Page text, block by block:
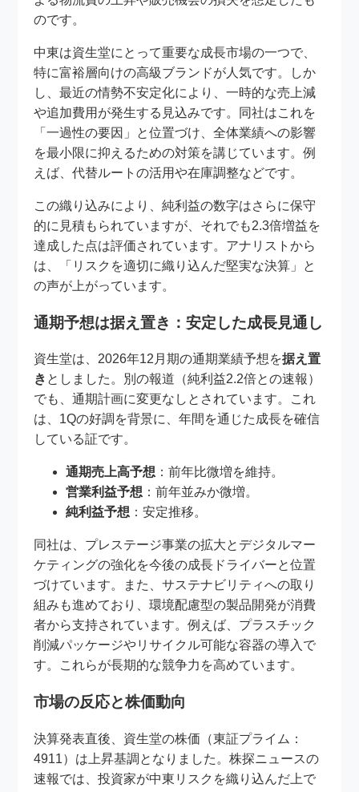
のです。
中東は資生堂にとって重要な成長市場の一つで、
特に富裕層向けの高級ブランドが人気です。しか
し、最近の情勢不安定化により、一時的な売上減
や追加費用が発生する見込みです。同社はこれを
「一過性の要因」と位置づけ、全体業績への影響
を最小限に抑えるための対策を講じています。例
えば、代替ルートの活用や在庫調整などです。
この織り込みにより、純利益の数字はさらに保守
的に見積もられていますが、それでも2.3倍増益を
達成した点は評価されています。アナリストから
は、「リスクを適切に織り込んだ堅実な決算」と
の声が上がっています。
通期予想は据え置き：安定した成長見通し
資生堂は、2026年12月期の通期業績予想を据え置
き としました。別の報道（純利益2.2倍との速報）
でも、通期計画に変更なしとされています。これ
は、1Qの好調を背景に、年間を通じた成長を確信
している証です。
通期売上高予想 ：前年比微増を維持。
営業利益予想 ：前年並みか微増。
純利益予想 ：安定推移。
同社は、プレステージ事業の拡大とデジタルマー
ケティングの強化を今後の成長ドライバーと位置
づけています。また、サステナビリティへの取り
組みも進めており、環境配慮型の製品開発が消費
者から支持されています。例えば、プラスチック
削減パッケージやリサイクル可能な容器の導入で
す。これらが長期的な競争力を高めています。
市場の反応と株価動向
決算発表直後、資生堂の株価（東証プライム：
4911）は上昇基調となりました。株探ニュースの
速報では、投資家が中東リスクを織り込んだ上で